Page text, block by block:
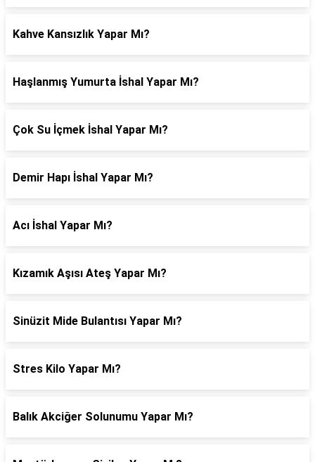
Kahve Kansızlık Yapar Mı?
Haşlanmış Yumurta İshal Yapar Mı?
Çok Su İçmek İshal Yapar Mı?
Demir Hapı İshal Yapar Mı?
Acı İshal Yapar Mı?
Kızamık Aşısı Ateş Yapar Mı?
Sinüzit Mide Bulantısı Yapar Mı?
Stres Kilo Yapar Mı?
Balık Akciğer Solunumu Yapar Mı?